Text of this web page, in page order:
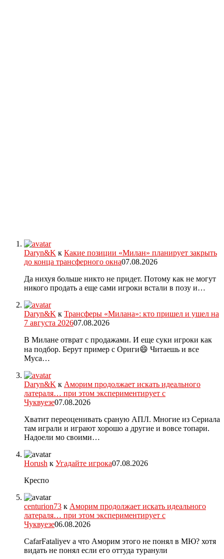
Daryn&K к Какие позиции «Милан» планирует закрыть
до конца трансферного окна07.08.2026
Да нихуя больше никто не придет. Потому как не могут
никого продать а еще сами игроки встали в позу и…
Daryn&K к Трансферы «Милана»: кто пришел и ушел на
7 августа 202607.08.2026
В Милане отврат с продажами. И еще суки игроки как
на подбор. Берут пример с Ориги😄 Читаешь и все
Муса…
Daryn&K к Аморим продолжает искать идеального
латераля… при этом экспериментирует с
Чуквуезе07.08.2026
Хватит переоценивать сраную АПЛ. Многие из Сериала
там играли и играют хорошо а другие и вовсе топари.
Надоели мо своими…
Horush к Угадайте игрока07.08.2026
Креспо
centurion73 к Аморим продолжает искать идеального
латераля… при этом экспериментирует с
Чуквуезе06.08.2026
CafarFataliyev а что Аморим этого не понял в МЮ? хотя
видать не понял если его оттуда туранули